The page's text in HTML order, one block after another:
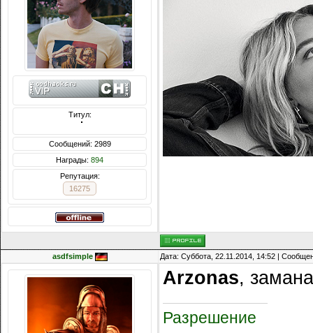
Титул:
  ̍̍̍̍̍̍̍̍̍̍̍̍̍̍̍̍̍̍̍̍̍̍̍̍̍̍̍̍̍̍̍̍̍̍̍̍̍̍̍̍̍̍̍̍̍̍
Сообщений: 2989
Награды: 894
Репутация:
16275
asdfsimple Дата: Суббота, 22.11.2014, 14:52 |
Arzonas,
Разрешение